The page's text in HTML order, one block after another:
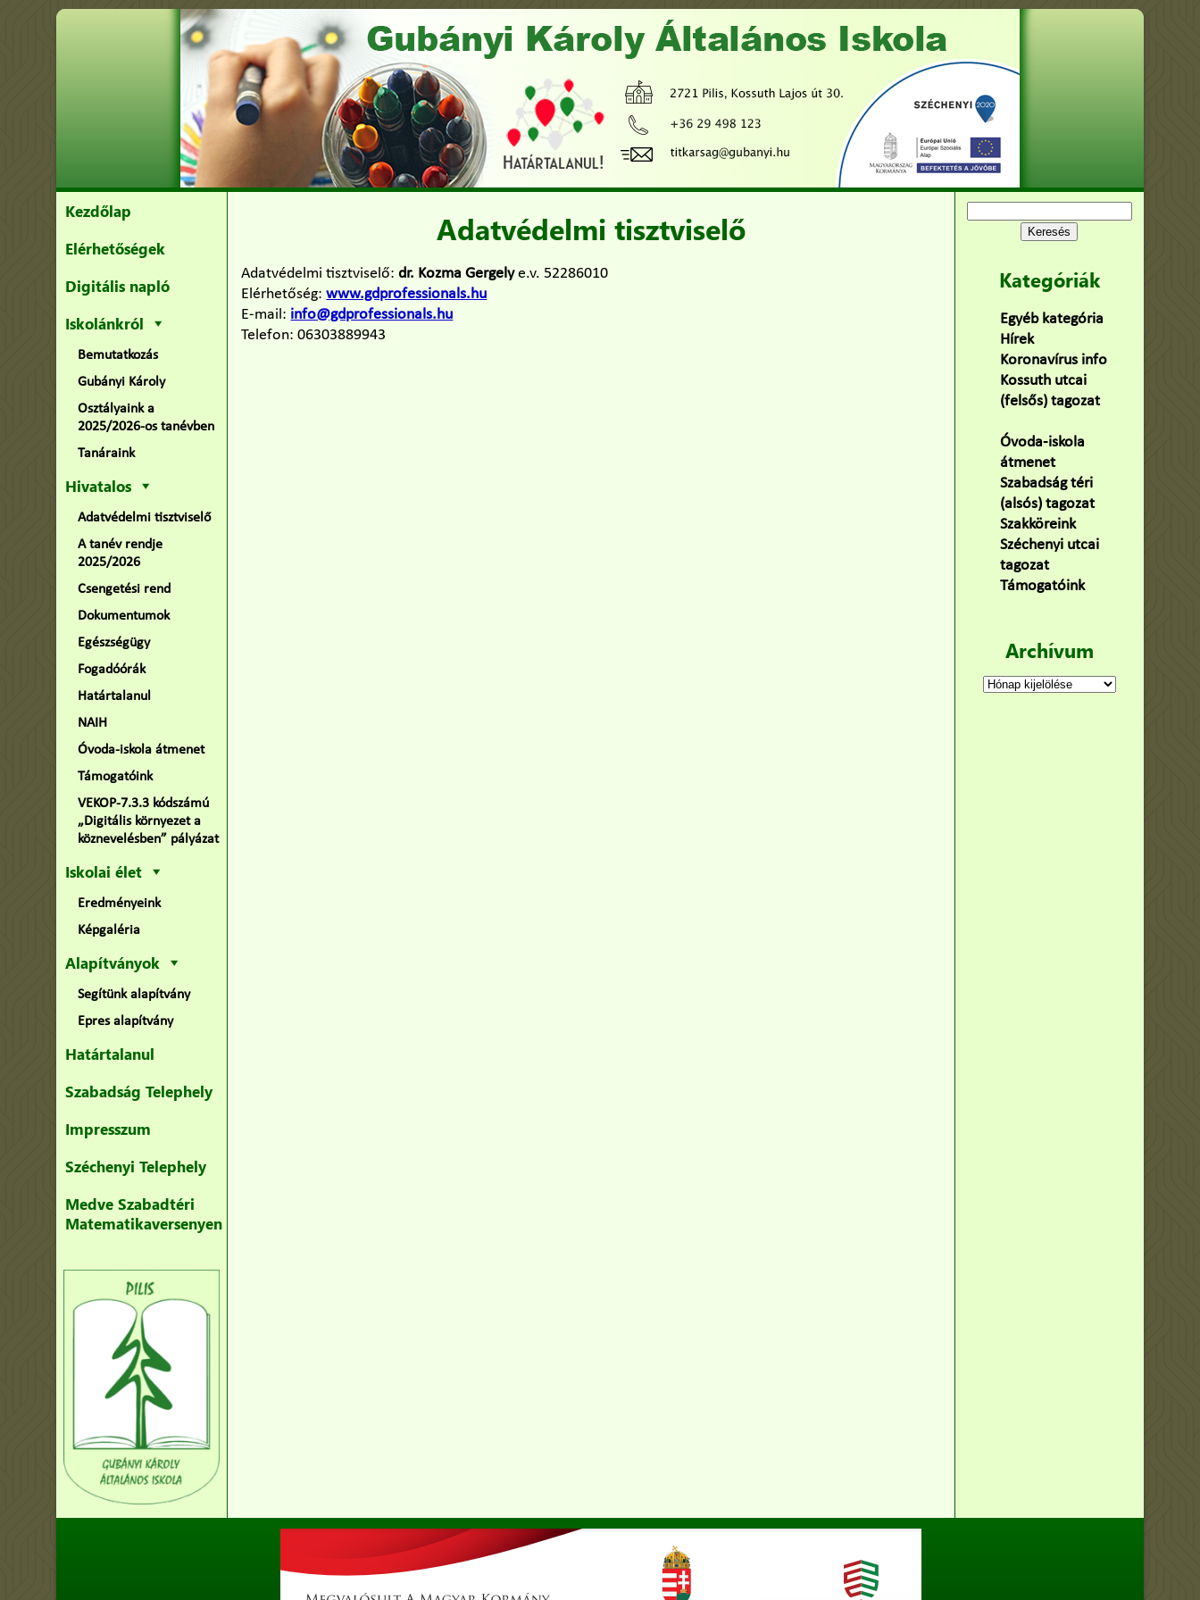
Kezdőlap
Elérhetőségek
Digitális napló
Iskolánkról
Bemutatkozás
Gubányi Károly
Osztályaink a
2025/2026-os tanévben
Tanáraink
Hivatalos
Adatvédelmi tisztviselő
A tanév rendje
2025/2026
Csengetési rend
Dokumentumok
Egészségügy
Fogadóórák
Határtalanul
NAIH
Óvoda-iskola átmenet
Támogatóink
VEKOP-7.3.3 kódszámú
„Digitális környezet a
köznevelésben” pályázat
Iskolai élet
Eredményeink
Képgaléria
Alapítványok
Segítünk alapítvány
Epres alapítvány
Határtalanul
Szabadság Telephely
Impresszum
Széchenyi Telephely
Medve Szabadtéri
Matematikaversenyen
Adatvédelmi tisztviselő
Adatvédelmi tisztviselő:dr. Kozma Gergelye.v. 52286010
Elérhetőség:www.gdprofessionals.hu
E-mail: info@gdprofessionals.hu
Telefon: 06303889943
Kategóriák
Egyéb kategória
Hírek(478)
Koronavírus info(2)
Kossuth utcai
(felsős) tagozat
Óvoda-iskola
átmenet(22)
Szabadság téri
(alsós) tagozat(160)
Szakköreink(3)
Széchenyi utcai
tagozat(141)
Támogatóink(9)
Archívum
Archívum